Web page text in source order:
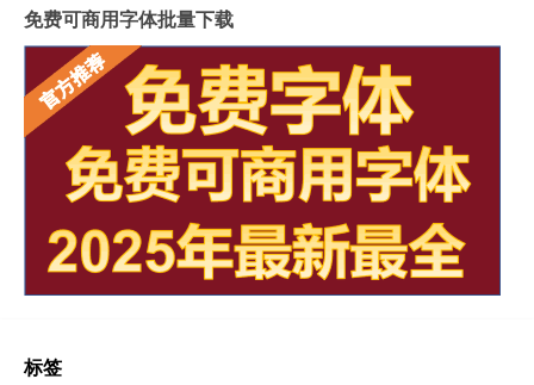
免费可商用字体批量下载
标签